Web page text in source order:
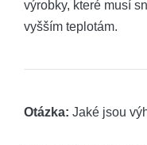
výrobky, které musí
vyšším teplotám.
Otázka: Jaké jsou